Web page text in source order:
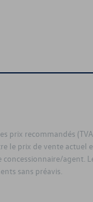
prix recommandés
le prix de vente actuel
agent.
sans préavis.